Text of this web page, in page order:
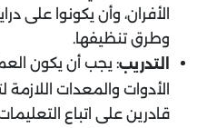
الأفران، وأن يكونوا على
وطرق تنظيفها.
التدريب: يجب أن يكون
الأدوات والمعدات اللازمة
قادرين على اتباع